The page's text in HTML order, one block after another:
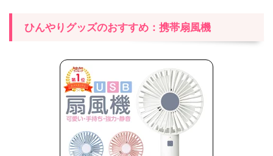
ひんやりグッズのおすすめ：携帯扇風機